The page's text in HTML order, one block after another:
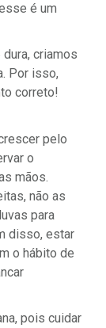
é um
criamos
Por isso,
correto!
pelo
o
mãos.
não as
para
disso, estar
o hábito de
pois cuidar